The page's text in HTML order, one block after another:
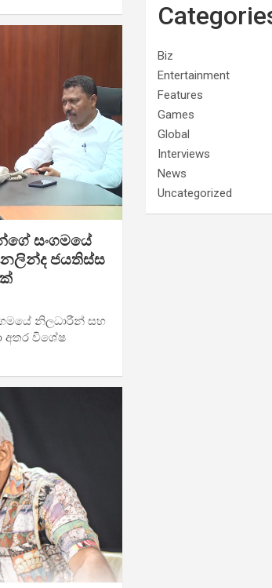
සංගමයේ
නලින්ද ජයතිස්ස
නිලධාරීන් සහ
අතර විශේෂ
Biz
Entertainment
Features
Games
Global
Interviews
News
Uncategorized